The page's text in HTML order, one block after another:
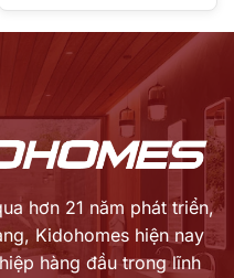
26.627.000 ₫.
Giá
21.511.000 ₫.
hơn 21 năm phát triển,
Kidohomes hiện nay
hàng đầu trong lĩnh